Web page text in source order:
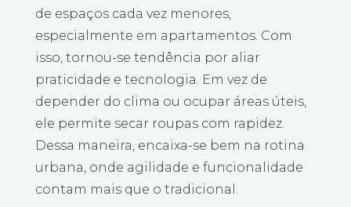
de espaços cada vez menores,
especialmente em apartamentos. Com
isso, tornou-se tendência por aliar
praticidade e tecnologia. Em vez de
depender do clima ou ocupar áreas úteis,
ele permite secar roupas com rapidez.
Dessa maneira, encaixa-se bem na rotina
urbana, onde agilidade e funcionalidade
contam mais que o tradicional.